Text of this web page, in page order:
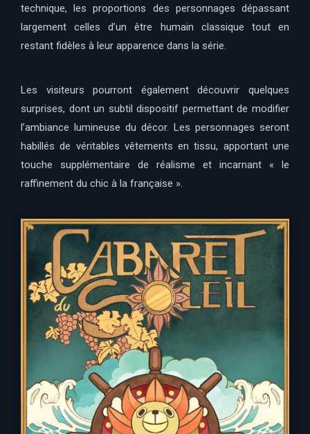
technique, les proportions des personnages dépassant
largement celles d’un être humain classique tout en
restant fidèles à leur apparence dans la série.
Les visiteurs pourront également découvrir quelques
surprises, dont un subtil dispositif permettant de modifier
l’ambiance lumineuse du décor. Les personnages seront
habillés de véritables vêtements en tissu, apportant une
touche supplémentaire de réalisme et incarnant « le
raffinement du chic à la française ».